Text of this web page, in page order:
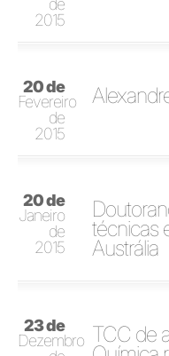
de
2015
20 de
Fevereiro
de
2015
20 de
Janeiro
de
2015
técnicas
Austrália
23 de
Dezembro TCC de